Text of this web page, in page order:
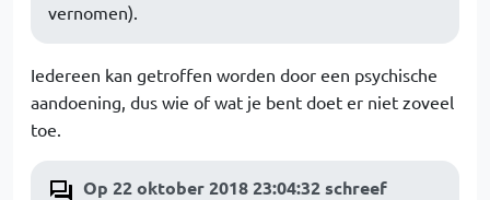
vernomen).
Iedereen kan getroffen worden door een psychische
aandoening, dus wie of wat je bent doet er niet zoveel
toe.
Op 22 oktober 2018 23:04:32 schreef